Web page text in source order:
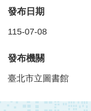
案
用
榮
榜
聯
發布日期
115-07-08
發布機關
臺北市立圖書館